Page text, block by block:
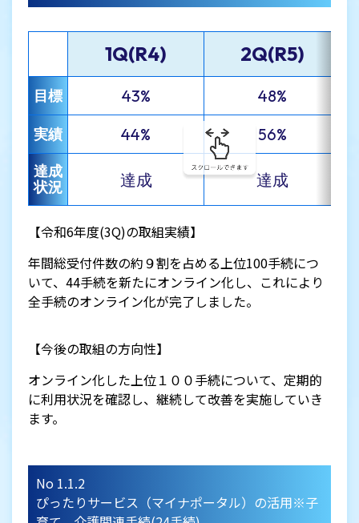
1Q(R4) 2Q(R5)
目標 43% 48%
実績 44% 56%
達成
状況
達成 達成
【令和6年度(3Q)の取組実績】
年間総受付件数の約９割を占める上位100手続につ
いて、44手続を新たにオンライン化し、これにより
全手続のオンライン化が完了しました。
【今後の取組の方向性】
オンライン化した上位１００手続について、定期的
に利用状況を確認し、継続して改善を実施していき
ます。
No 1.1.2
ぴったりサービス（マイナポータル）の活用※子